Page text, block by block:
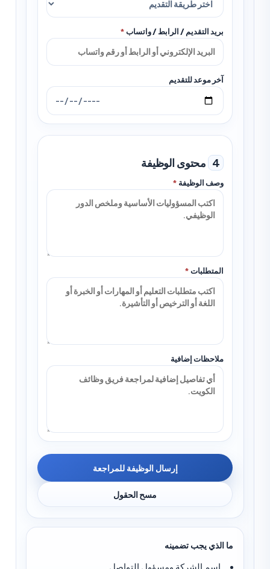
بريد التقديم / الرابط / واتساب*
آخر موعد للتقديم
محتوى الوظيفة
وصف الوظيفة*
المتطلبات*
ملاحظات إضافية
إرسال الوظيفة للمراجعة
مسح الحقول
ما الذي يجب تضمينه
اسم الشركة ومسؤول التواصل.